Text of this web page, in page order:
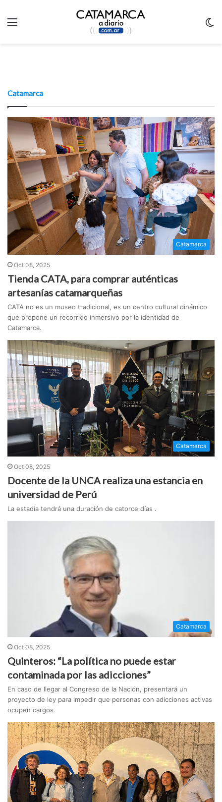
Catamarca
Catamarca
Oct 08, 2025
Tienda CATA, para comprar auténticas
artesanías catamarqueñas
CATA no es un museo tradicional, es un centro cultural dinámico
que propone un recorrido inmersivo por la identidad de
Catamarca.
Catamarca
Oct 08, 2025
Docente de la UNCA realiza una estancia en
universidad de Perú
La estadía tendrá una duración de catorce días .
Catamarca
Oct 08, 2025
Quinteros: “La política no puede estar
contaminada por las adicciones”
En caso de llegar al Congreso de la Nación, presentará un
proyecto de ley para impedir que personas con adicciones activas
ocupen cargos.